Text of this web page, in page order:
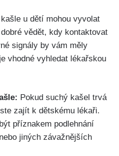
⁢u dětí⁢ mohou vyvolat
vědět, kdy kontaktovat⁤
signály by‍ vám měly
vhodné vyhledat lékařskou‌
Pokud ⁣suchý ‍kašel trvá
zajít k‍ dětskému ‍lékaři.
příznakem podlehnání
jiných závažnějších